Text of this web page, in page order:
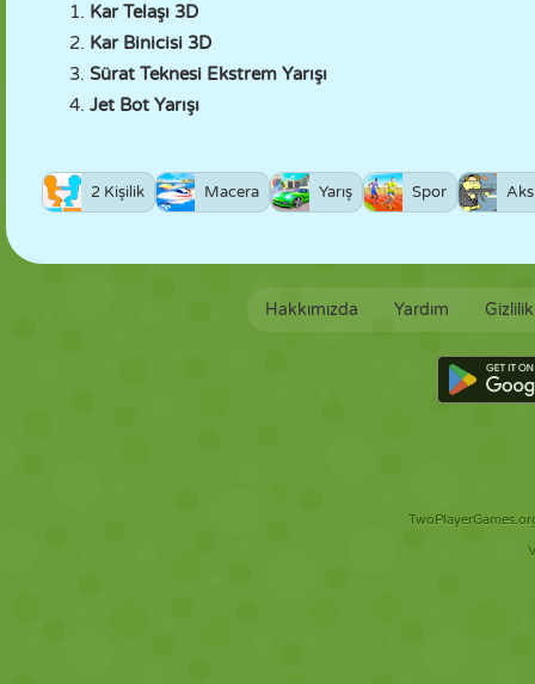
Kar Telaşı 3D
Kar Binicisi 3D
Sürat Teknesi Ekstrem Yarışı
Jet Bot Yarışı
2 Kişilik Macera Yarış Spor
Hakkımızda Yardım